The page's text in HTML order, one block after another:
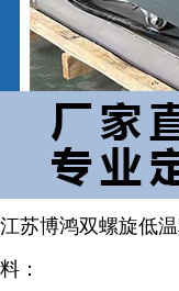
江苏博鸿双螺旋低
料：